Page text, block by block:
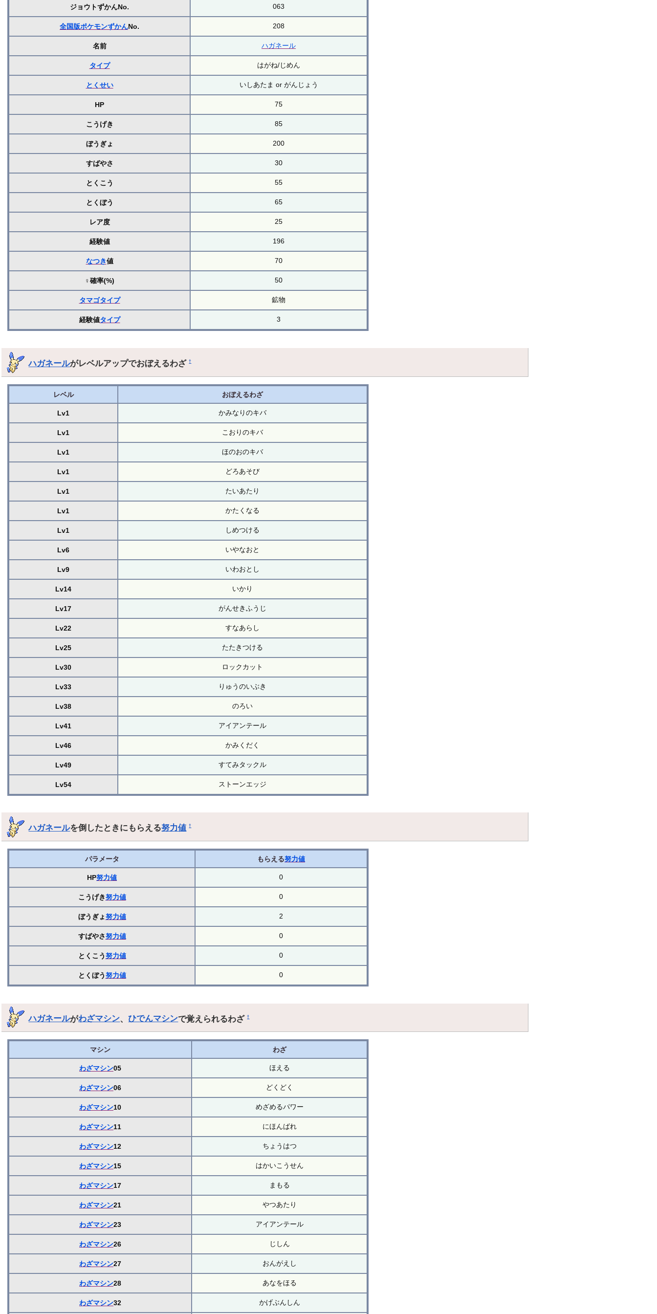
ジョウトずかんNo. 063
全国版ポケモンずかんNo. 208
名前 ハガネール
タイプ はがね/じめん
とくせい いしあたま or がんじょう
HP 75
こうげき 85
ぼうぎょ 200
すばやさ 30
とくこう 55
とくぼう 65
レア度 25
経験値 196
なつき値 70
♀確率(%) 50
タマゴタイプ 鉱物
経験値タイプ 3
ハガネールがレベルアップでおぼえるわざ†
レベル おぼえるわざ
Lv1 かみなりのキバ
Lv1 こおりのキバ
Lv1 ほのおのキバ
Lv1 どろあそび
Lv1 たいあたり
Lv1 かたくなる
Lv1 しめつける
Lv6 いやなおと
Lv9 いわおとし
Lv14 いかり
Lv17 がんせきふうじ
Lv22 すなあらし
Lv25 たたきつける
Lv30 ロックカット
Lv33 りゅうのいぶき
Lv38 のろい
Lv41 アイアンテール
Lv46 かみくだく
Lv49 すてみタックル
Lv54 ストーンエッジ
ハガネールを倒したときにもらえる努力値 †
パラメータ もらえる努力値
HP努力値 0
こうげき努力値 0
ぼうぎょ努力値 2
すばやさ努力値 0
とくこう努力値 0
とくぼう努力値 0
ハガネールがわざマシン、ひでんマシンで覚えられるわざ†
マシン わざ
わざマシン05 ほえる
わざマシン06 どくどく
わざマシン10 めざめるパワー
わざマシン11 にほんばれ
わざマシン12 ちょうはつ
わざマシン15 はかいこうせん
わざマシン17 まもる
わざマシン21 やつあたり
わざマシン23 アイアンテール
わざマシン26 じしん
わざマシン27 おんがえし
わざマシン28 あなをほる
わざマシン32 かげぶんしん